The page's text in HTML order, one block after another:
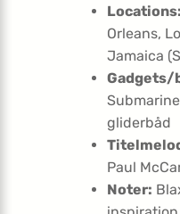
Locations:
Orleans,
Jamaica
Gadgets/
gliderbåd
Paul
Noter: